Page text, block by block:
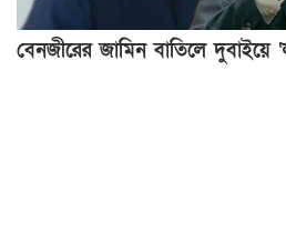
বেনজীরের জামিন বাতিলে দুবাইয়ে ‘ল